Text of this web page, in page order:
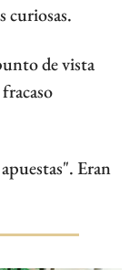
curiosas.
de vista
Eran